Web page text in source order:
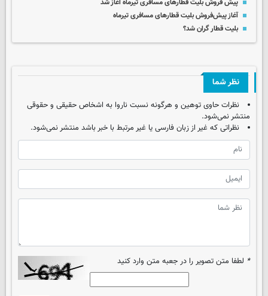
پیش فروش بلیت‌ قطارهای مسافری تیرماه آغاز شد
آغاز پیش‌فروش بلیت قطارهای مسافری تیرماه
بلیت قطار گران شد؟
نظر شما
نظرات حاوی توهین و هرگونه نسبت ناروا به اشخاص حقیقی و حقوقی
منتشر نمی‌شود.
نظراتی که غیر از زبان فارسی یا غیر مرتبط با خبر باشد منتشر نمی‌شود.
* لطفا متن تصویر را در جعبه متن وارد کنید